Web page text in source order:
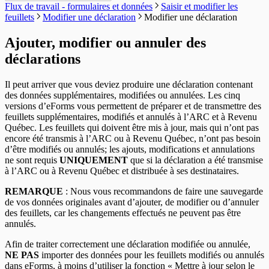
En-têtes T5 / relevé 3
En-têtes T215
En-têtes T550
En-têtes T2200
En-têtes T5013
En-têtes T5018
En-têtes CELI
TP-64
Transmission électronique
Options
Modifier le code d'autorisation
Modifier votre mot de passe
Réparer la base de données des utilisateurs
Modifier les paramètres système
Modifier les paramètres utilisateur
Envoyer un courriel au soutien
Envoyer le journal des erreurs au soutien
Session de contrôle à distance
Flux de travail - formulaires et données
Saisir et modifier les
feuillets
Modifier une déclaration Modifier une déclaration
Ajouter, modifier ou annuler des
déclarations
Il peut arriver que vous deviez produire une déclaration contenant
des données supplémentaires, modifiées ou annulées. Les cinq
versions d’eForms vous permettent de préparer et de transmettre des
feuillets supplémentaires, modifiés et annulés à l’ARC et à Revenu
Québec. Les feuillets qui doivent être mis à jour, mais qui n’ont pas
encore été transmis à l’ARC ou à Revenu Québec, n’ont pas besoin
d’être modifiés ou annulés; les ajouts, modifications et annulations
ne sont requis UNIQUEMENT que si la déclaration a été transmise
à l’ARC ou à Revenu Québec et distribuée à ses destinataires.
REMARQUE : Nous vous recommandons de faire une sauvegarde
de vos données originales avant d’ajouter, de modifier ou d’annuler
des feuillets, car les changements effectués ne peuvent pas être
annulés.
Afin de traiter correctement une déclaration modifiée ou annulée,
NE PAS importer des données pour les feuillets modifiés ou annulés
dans eForms, à moins d’utiliser la fonction « Mettre à jour selon le